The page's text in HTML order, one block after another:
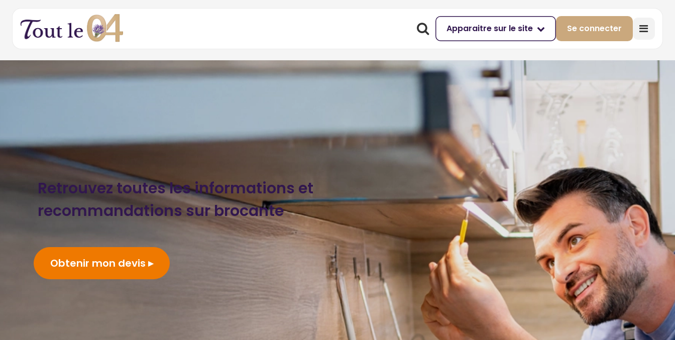
Apparaitre sur le site Se connecter
Retrouvez toutes les informations et
recommandations sur brocante
Obtenir mon devis